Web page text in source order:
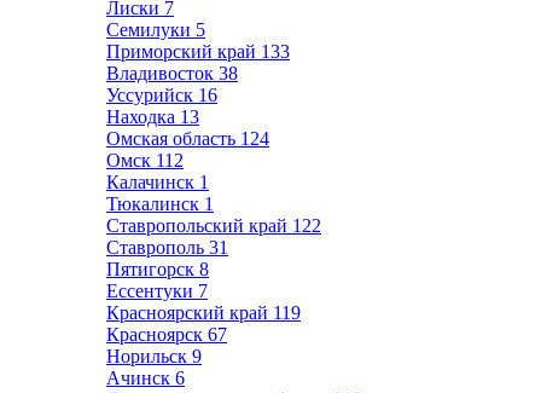
Лиски 7
Семилуки 5
Приморский край 133
Владивосток 38
Уссурийск 16
Находка 13
Омская область 124
Омск 112
Калачинск 1
Тюкалинск 1
Ставропольский край 122
Ставрополь 31
Пятигорск 8
Ессентуки 7
Красноярский край 119
Красноярск 67
Норильск 9
Ачинск 6